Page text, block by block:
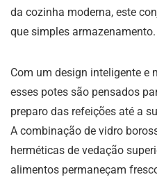
da cozinha moderna, este
que simples armazenamento.
Com um design inteligente e
esses potes são pensados
preparo das refeições até a
A combinação de vidro
herméticas de vedação
alimentos permaneçam